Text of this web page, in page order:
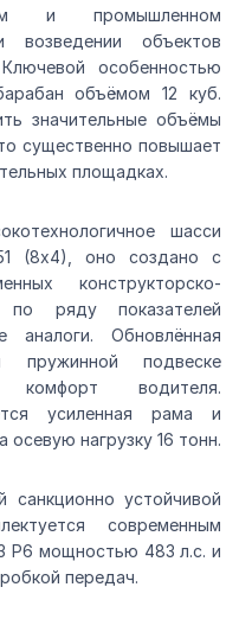
и промышленном
объектов
особенностью
объёмом 12 куб.
значительные объёмы
существенно повышает
площадках.
шасси
(8х4), оно создано с
конструкторско-
по ряду показателей
аналоги. Обновлённая
пружинной подвеске
комфорт водителя.
усиленная рама и
нагрузку 16 тонн.
устойчивой
современным
Р6 мощностью 483 л.с. и
передач.